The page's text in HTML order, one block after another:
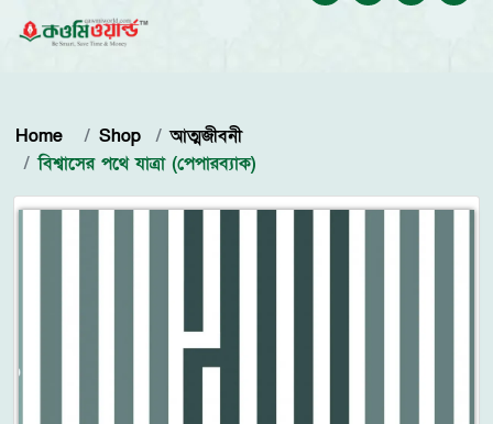
Home Shop
আত্মজীবনী
বিশ্বাসের পথে যাত্রা (পেপারব্যাক)